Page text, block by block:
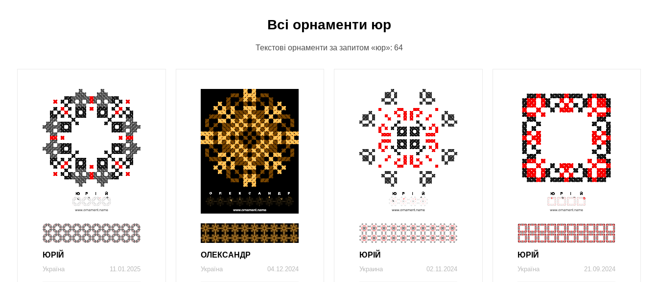
Всі орнаменти юр
Текстові орнаменти за запитом «юр»: 64
ЮРІЙ
11.01.2025
Україна
ОЛЕКСAНДР
04.12.2024
Україна
ЮРІЙ
02.11.2024
Украина
ЮРІЙ
21.09.2024
Україна